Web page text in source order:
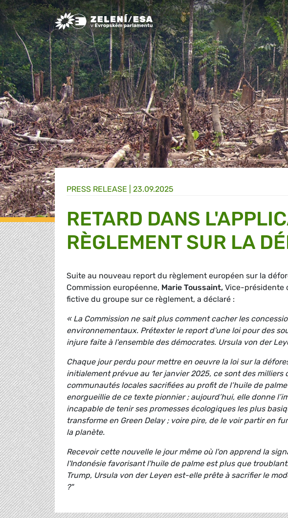
Greens/EFA Home
PRESS RELEASE | 23.09.2025
RETARD DANS
RÈGLEMENT SUR LA
Suite au nouveau report du règlement européen sur la
Commission européenne, Marie Toussaint, Vice-présidente
fictive du groupe sur ce règlement, a déclaré :
« La Commission ne sait plus comment cacher les
environnementaux. Prétexter le report d'une loi pour des
injure faite à l'ensemble des démocrates. Ursula von der
Chaque jour perdu pour mettre en oeuvre la loi sur la
initialement prévue au 1er janvier 2025, ce sont des milliers
communautés locales sacrifiées au profit de l’huile de
enorgueillie de ce texte pionnier ; aujourd’hui, elle donne
incapable de tenir ses promesses écologiques les plus
transforme en Green Delay ; voire pire, de le voir partir en
la planète.
Recevoir cette nouvelle le jour même où l'on apprend la
l'Indonésie favorisant l'huile de palme est plus que
Trump, Ursula von der Leyen est-elle prête à sacrifier le
?"